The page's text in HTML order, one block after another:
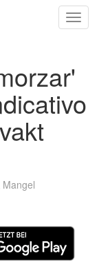
Mangel